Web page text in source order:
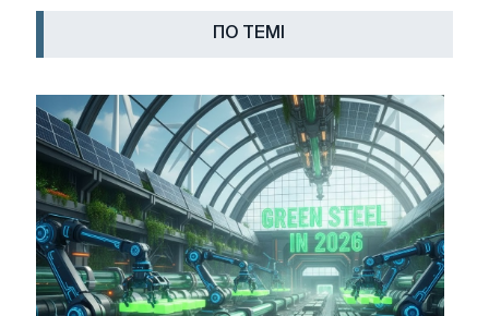
ПО ТЕМІ